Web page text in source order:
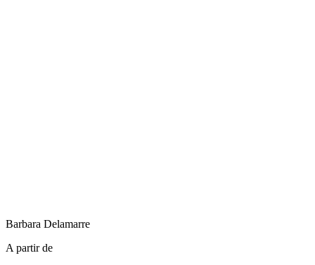
Barbara Delamarre
A partir de